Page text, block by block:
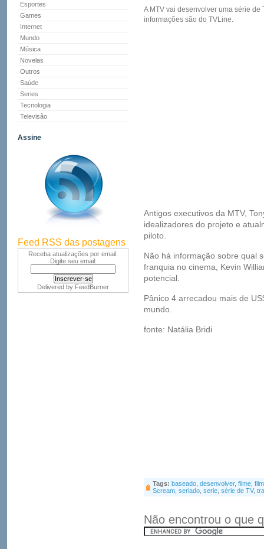
Esportes
Games
Internet
Mundo
Música
Novelas
Outros
Saúde
Series
Tecnologia
Televisão
Assine
Feed RSS das postagens
Receba atualizações por email.
Digite seu email:
Delivered by FeedBurner
A MTV vai desenvolver uma série
informações são do TVLine.
Antigos executivos da MTV,
idealizadores do projeto e
piloto.
Não há informação sobre qual
franquia no cinema, Kevin
potencial.
Pânico 4 arrecadou mais de
mundo.
fonte: Natália Bridi
Tags: baseado desenvolver, filme
Scream seriado serie série de TV,
Não encontrou o que